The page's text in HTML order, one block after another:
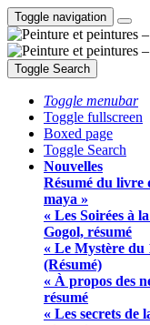
Toggle navigation
Toggle Search
Toggle menubar
Toggle fullscreen
Boxed page
Toggle Search
Nouvelles
Résumé du livre
maya »
« Les Soirées à
Gogol, résumé
« Le Mystère
(Résumé)
« À propos des
résumé
« Les secrets